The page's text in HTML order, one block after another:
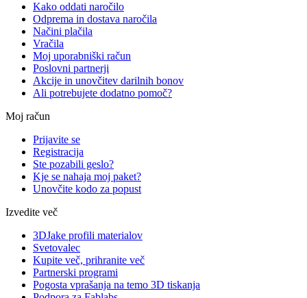
Kako oddati naročilo
Odprema in dostava naročila
Načini plačila
Vračila
Moj uporabniški račun
Poslovni partnerji
Akcije in unovčitev darilnih bonov
Ali potrebujete dodatno pomoč?
Moj račun
Prijavite se
Registracija
Ste pozabili geslo?
Kje se nahaja moj paket?
Unovčite kodo za popust
Izvedite več
3DJake profili materialov
Svetovalec
Kupite več, prihranite več
Partnerski programi
Pogosta vprašanja na temo 3D tiskanja